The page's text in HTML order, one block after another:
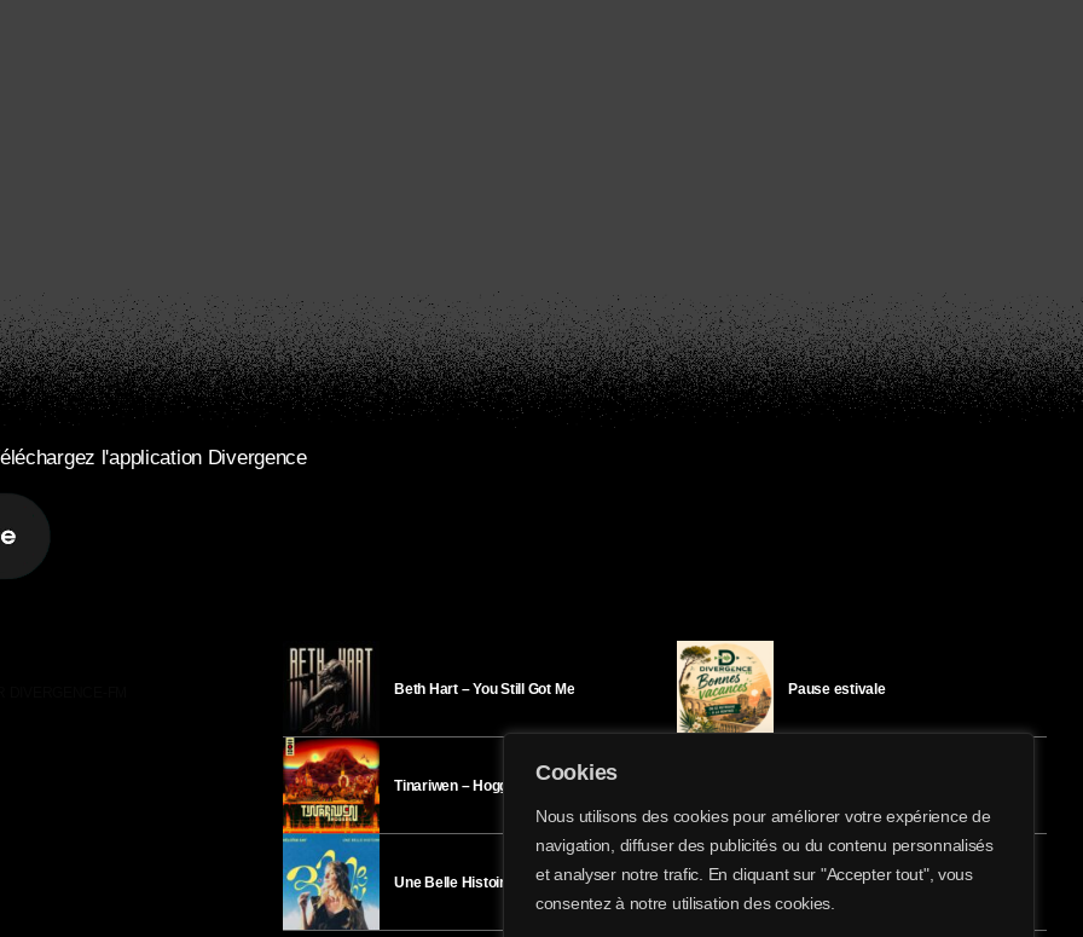
Cookies
Nous utilisons des cookies pour améliorer votre expérience de
navigation, diffuser des publicités ou du contenu personnalisés
et analyser notre trafic. En cliquant sur "Accepter tout", vous
consentez à notre utilisation des cookies.
l'application Divergence
Beth Hart – You Still Got Me
Tinariwen – Hoggar
Une Belle Histoire – Héloïse Bay
Pause estivale
Ici l’Ombre – mardi 28 juillet